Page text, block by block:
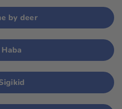
by deer
Haba